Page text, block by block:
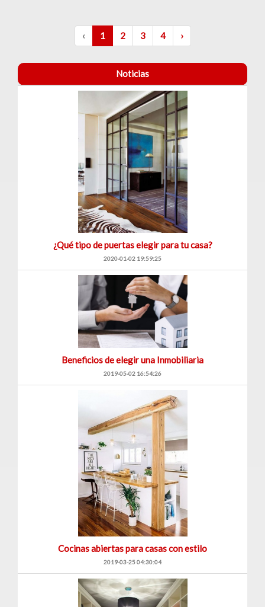
‹ 1 2 3 4 ›
Noticias
¿Qué tipo de puertas elegir para tu casa?
2020-01-02 19:59:25
Beneficios de elegir una Inmobiliaria
2019-05-02 16:54:26
Cocinas abiertas para casas con estilo
2019-03-25 04:30:04